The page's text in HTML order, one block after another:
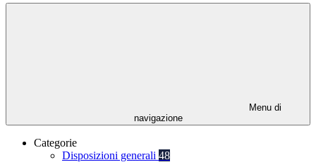
Menu di
navigazione
Categorie
Disposizioni generali 48